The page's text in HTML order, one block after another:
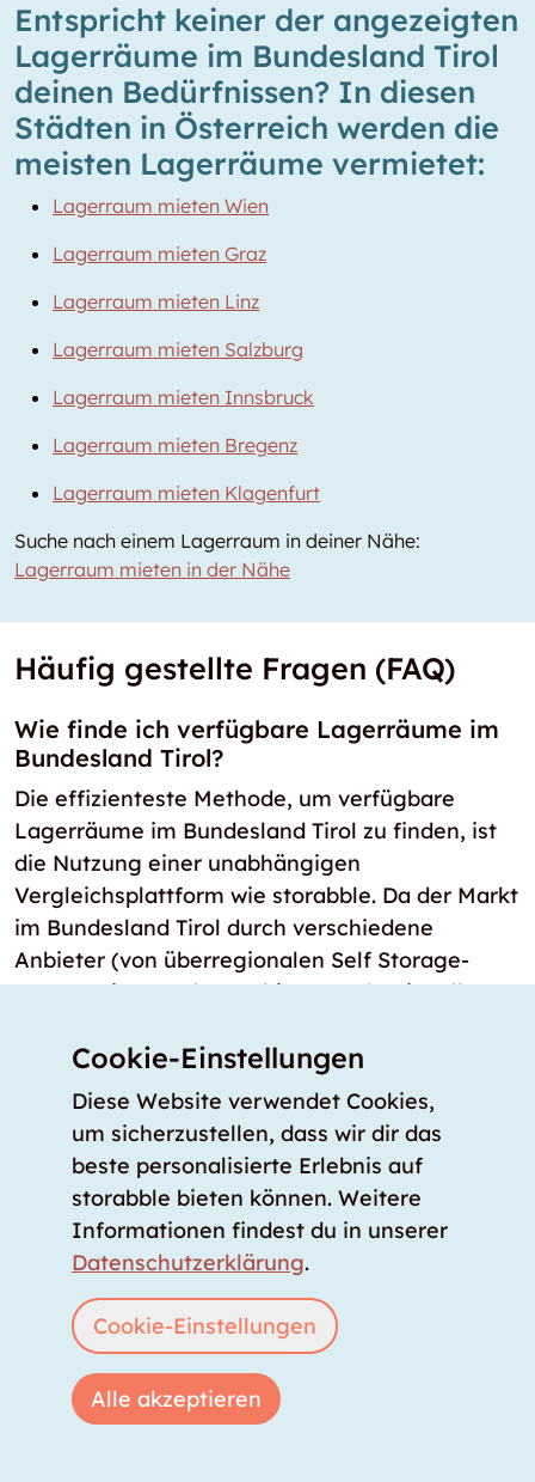
Entspricht keiner der angezeigten
Lagerräume im Bundesland Tirol
deinen Bedürfnissen? In diesen
Städten in Österreich werden die
meisten Lagerräume vermietet:
Lagerraum mieten Wien
Lagerraum mieten Graz
Lagerraum mieten Linz
Lagerraum mieten Salzburg
Lagerraum mieten Innsbruck
Lagerraum mieten Bregenz
Lagerraum mieten Klagenfurt
Suche nach einem Lagerraum in deiner Nähe:
Lagerraum mieten in der Nähe
Häufig gestellte Fragen (FAQ)
Wie finde ich verfügbare Lagerräume im
Bundesland Tirol?
Die effizienteste Methode, um verfügbare
Lagerräume im Bundesland Tirol zu finden, ist
die Nutzung einer unabhängigen
Vergleichsplattform wie storabble. Da der Markt
im Bundesland Tirol durch verschiedene
Anbieter (von überregionalen Self Storage-
Ketten mit Lagerboxen bis zu professionellen
fragmentiert ist, bündelt storabble
tagesaktuelle Verfügbarkeiten, Preise und
Größen in Echtzeit an einem zentralen Ort.
Gibt es Lagerräume in und um Bundesland
Tirol, die sofort verfügbar sind?
Ja, im Bundesland Tirol gibt es 31 Standorte, an
denen Lagerräume sofort bezugsbereit oder am
nächsten Tag bezugsbereit gemietet werden
können. Bei diesen Lagerräumen handelt es
sich entweder um digital zugängliche Self
Storage Lagerboxen oder verifizierte
Cookie-Einstellungen
Diese Website verwendet Cookies,
um sicherzustellen, dass wir dir das
beste personalisierte Erlebnis auf
storabble bieten können. Weitere
Informationen findest du in unserer
Datenschutzerklärung.
Cookie-Einstellungen
Alle akzeptieren